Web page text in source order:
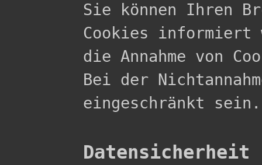
Sie können Ihren
Cookies informiert
die Annahme von
Bei der
eingeschränkt sein.
Datensicherheit